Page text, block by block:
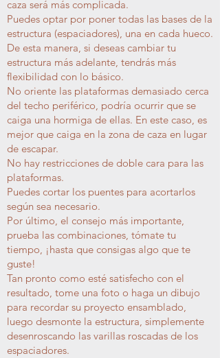
caza será más complicada.
Puedes optar por poner todas las bases de la
estructura (espaciadores), una en cada hueco.
De esta manera, si deseas cambiar tu
estructura más adelante, tendrás más
flexibilidad con lo básico.
No oriente las plataformas demasiado cerca
del techo periférico, podría ocurrir que se
caiga una hormiga de ellas. En este caso, es
mejor que caiga en la zona de caza en lugar
de escapar.
No hay restricciones de doble cara para las
plataformas.
Puedes cortar los puentes para acortarlos
según sea necesario.
Por último, el consejo más importante,
prueba las combinaciones, tómate tu
tiempo, ¡hasta que consigas algo que te
guste!
Tan pronto como esté satisfecho con el
resultado, tome una foto o haga un dibujo
para recordar su proyecto ensamblado,
luego desmonte la estructura, simplemente
desenroscando las varillas roscadas de los
espaciadores.